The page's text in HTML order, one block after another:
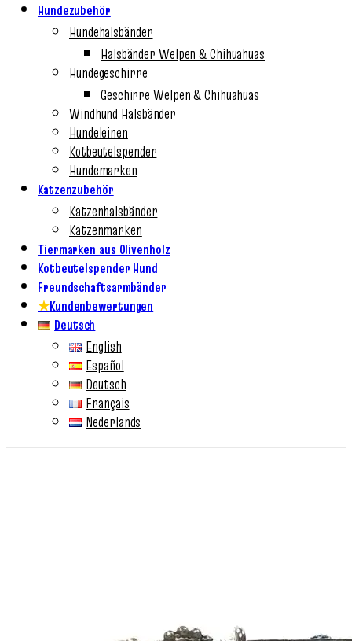
Hundezubehör
Hundehalsbänder
Halsbänder Welpen & Chihuahuas
Hundegeschirre
Geschirre Welpen & Chihuahuas
Windhund Halsbänder
Hundeleinen
Kotbeutelspender
Hundemarken
Katzenzubehör
Katzenhalsbänder
Katzenmarken
Tiermarken aus Olivenholz
Kotbeutelspender Hund
Freundschaftsarmbänder
★Kundenbewertungen
Deutsch
English
Español
Deutsch
Français
Nederlands